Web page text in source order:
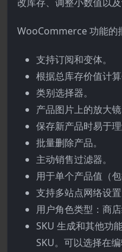
WooCommerce 功能的
支持订阅和变体。
根据总库存价值计
类别选择器。
产品图片上的放大镜
保存新产品时易于理
批量删除产品。
主动销售过滤器。
用于单个产品值（
支持多站点网络设置
用户角色类型：商店
SKU 生成和其他功
SKU。可以选择在